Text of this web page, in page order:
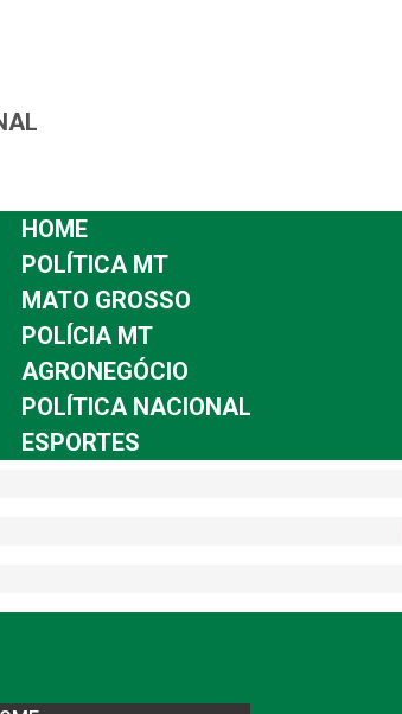
HOME
POLÍTICA MT
MATO GROSSO
POLÍCIA MT
AGRONEGÓCIO
POLÍTICA NACIONAL
ESPORTES